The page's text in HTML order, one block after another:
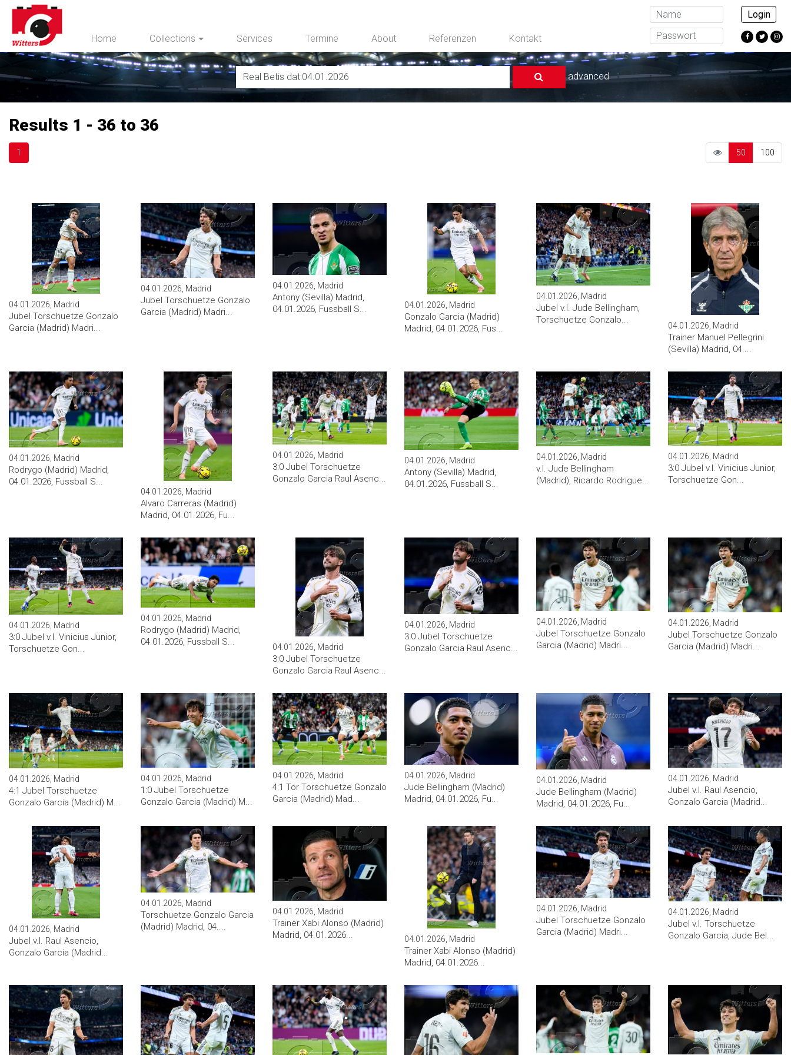
Home Collections Services Termine About Referenzen Kontakt
Login
advanced
Results 1 - 36 to 36
1 50 100
04.01.2026, Madrid
Jubel Torschuetze Gonzalo
Garcia (Madrid) Madri...
04.01.2026, Madrid
Jubel Torschuetze Gonzalo
Garcia (Madrid) Madri...
04.01.2026, Madrid
Antony (Sevilla) Madrid,
04.01.2026, Fussball S...
04.01.2026, Madrid
Gonzalo Garcia (Madrid)
Madrid, 04.01.2026, Fus...
04.01.2026, Madrid
Jubel v.l. Jude Bellingham,
Torschuetze Gonzalo...
04.01.2026, Madrid
Trainer Manuel Pellegrini
(Sevilla) Madrid, 04....
04.01.2026, Madrid
Rodrygo (Madrid) Madrid,
04.01.2026, Fussball S...
04.01.2026, Madrid
Alvaro Carreras (Madrid)
Madrid, 04.01.2026, Fu...
04.01.2026, Madrid
3:0 Jubel Torschuetze
Gonzalo Garcia Raul Asenc...
04.01.2026, Madrid
Antony (Sevilla) Madrid,
04.01.2026, Fussball S...
04.01.2026, Madrid
v.l. Jude Bellingham
(Madrid), Ricardo Rodrigue...
04.01.2026, Madrid
3:0 Jubel v.l. Vinicius Junior,
Torschuetze Gon...
04.01.2026, Madrid
3:0 Jubel v.l. Vinicius Junior,
Torschuetze Gon...
04.01.2026, Madrid
Rodrygo (Madrid) Madrid,
04.01.2026, Fussball S...
04.01.2026, Madrid
3:0 Jubel Torschuetze
Gonzalo Garcia Raul Asenc...
04.01.2026, Madrid
3:0 Jubel Torschuetze
Gonzalo Garcia Raul Asenc...
04.01.2026, Madrid
Jubel Torschuetze Gonzalo
Garcia (Madrid) Madri...
04.01.2026, Madrid
Jubel Torschuetze Gonzalo
Garcia (Madrid) Madri...
04.01.2026, Madrid
4:1 Jubel Torschuetze
Gonzalo Garcia (Madrid) M...
04.01.2026, Madrid
1:0 Jubel Torschuetze
Gonzalo Garcia (Madrid) M...
04.01.2026, Madrid
4:1 Tor Torschuetze Gonzalo
Garcia (Madrid) Mad...
04.01.2026, Madrid
Jude Bellingham (Madrid)
Madrid, 04.01.2026, Fu...
04.01.2026, Madrid
Jude Bellingham (Madrid)
Madrid, 04.01.2026, Fu...
04.01.2026, Madrid
Jubel v.l. Raul Asencio,
Gonzalo Garcia (Madrid...
04.01.2026, Madrid
Jubel v.l. Raul Asencio,
Gonzalo Garcia (Madrid...
04.01.2026, Madrid
Torschuetze Gonzalo Garcia
(Madrid) Madrid, 04....
04.01.2026, Madrid
Trainer Xabi Alonso (Madrid)
Madrid, 04.01.2026...
04.01.2026, Madrid
Trainer Xabi Alonso (Madrid)
Madrid, 04.01.2026...
04.01.2026, Madrid
Jubel Torschuetze Gonzalo
Garcia (Madrid) Madri...
04.01.2026, Madrid
Jubel v.l. Torschuetze
Gonzalo Garcia, Jude Bel...